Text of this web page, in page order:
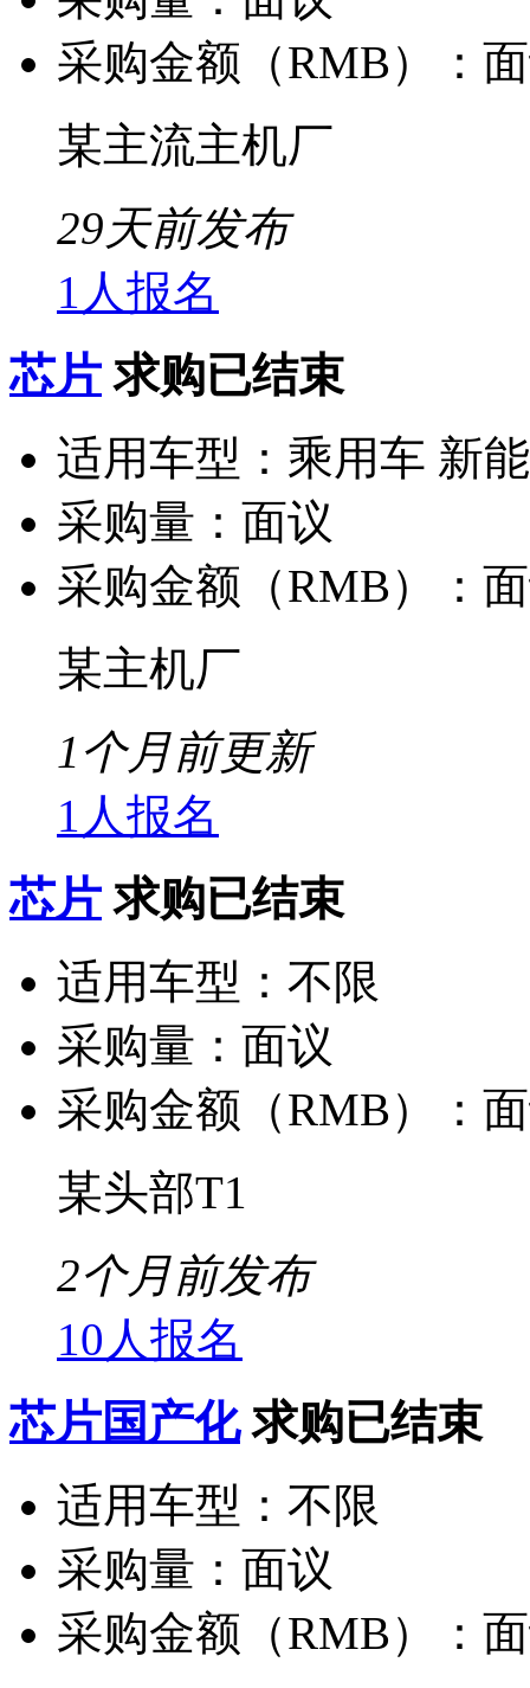
采购金额（RMB）：
某主流主机厂
29天前发布
1人报名
芯片 求购已结束
适用车型： 乘用车 新
采购量： 面议
采购金额（RMB）：
某主机厂
1个月前更新
1人报名
芯片 求购已结束
适用车型： 不限
采购量： 面议
采购金额（RMB）：
某头部T1
2个月前发布
10人报名
芯片国产化 求购已结束
适用车型： 不限
采购量： 面议
采购金额（RMB）：